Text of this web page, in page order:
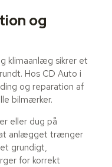
og
klimaanlæg sikrer et
Hos CD Auto i
og reparation af
bilmærker.
eller dug på
anlægget trænger
grundigt,
for korrekt